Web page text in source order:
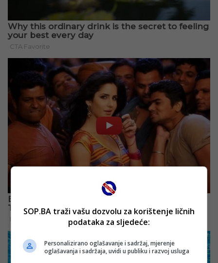
SOP.BA traži vašu dozvolu za korištenje ličnih
podataka za sljedeće:
Personalizirano oglašavanje i sadržaj, mjerenje
oglašavanja i sadržaja, uvidi u publiku i razvoj usluga